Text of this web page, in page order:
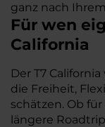
ganz nach
Für wen
California
Der T7
die Freiheit,
schätzen. Ob
längere